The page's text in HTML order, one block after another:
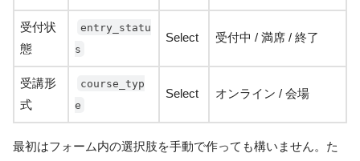
受付状
態
entry_statu
s
Select 受付中 / 満席 / 終了
受講形
式
course_typ
e
Select オンライン / 会場
最初はフォーム内の選択肢を手動で作っても構いません。た